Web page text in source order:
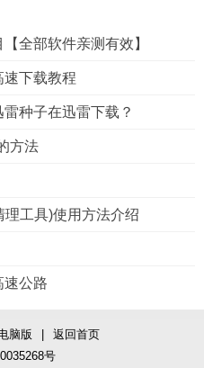
全部软件亲测有效】
下载教程
种子在迅雷下载？
方法
工具)使用方法介绍
速公路
脑版
返回首页
号